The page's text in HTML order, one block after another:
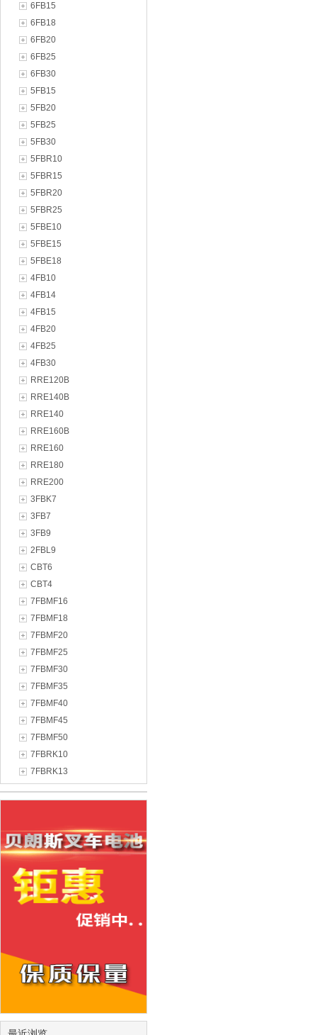
6FB15
6FB18
6FB20
6FB25
6FB30
5FB15
5FB20
5FB25
5FB30
5FBR10
5FBR15
5FBR20
5FBR25
5FBE10
5FBE15
5FBE18
4FB10
4FB14
4FB15
4FB20
4FB25
4FB30
RRE120B
RRE140B
RRE140
RRE160B
RRE160
RRE180
RRE200
3FBK7
3FB7
3FB9
2FBL9
CBT6
CBT4
7FBMF16
7FBMF18
7FBMF20
7FBMF25
7FBMF30
7FBMF35
7FBMF40
7FBMF45
7FBMF50
7FBRK10
7FBRK13